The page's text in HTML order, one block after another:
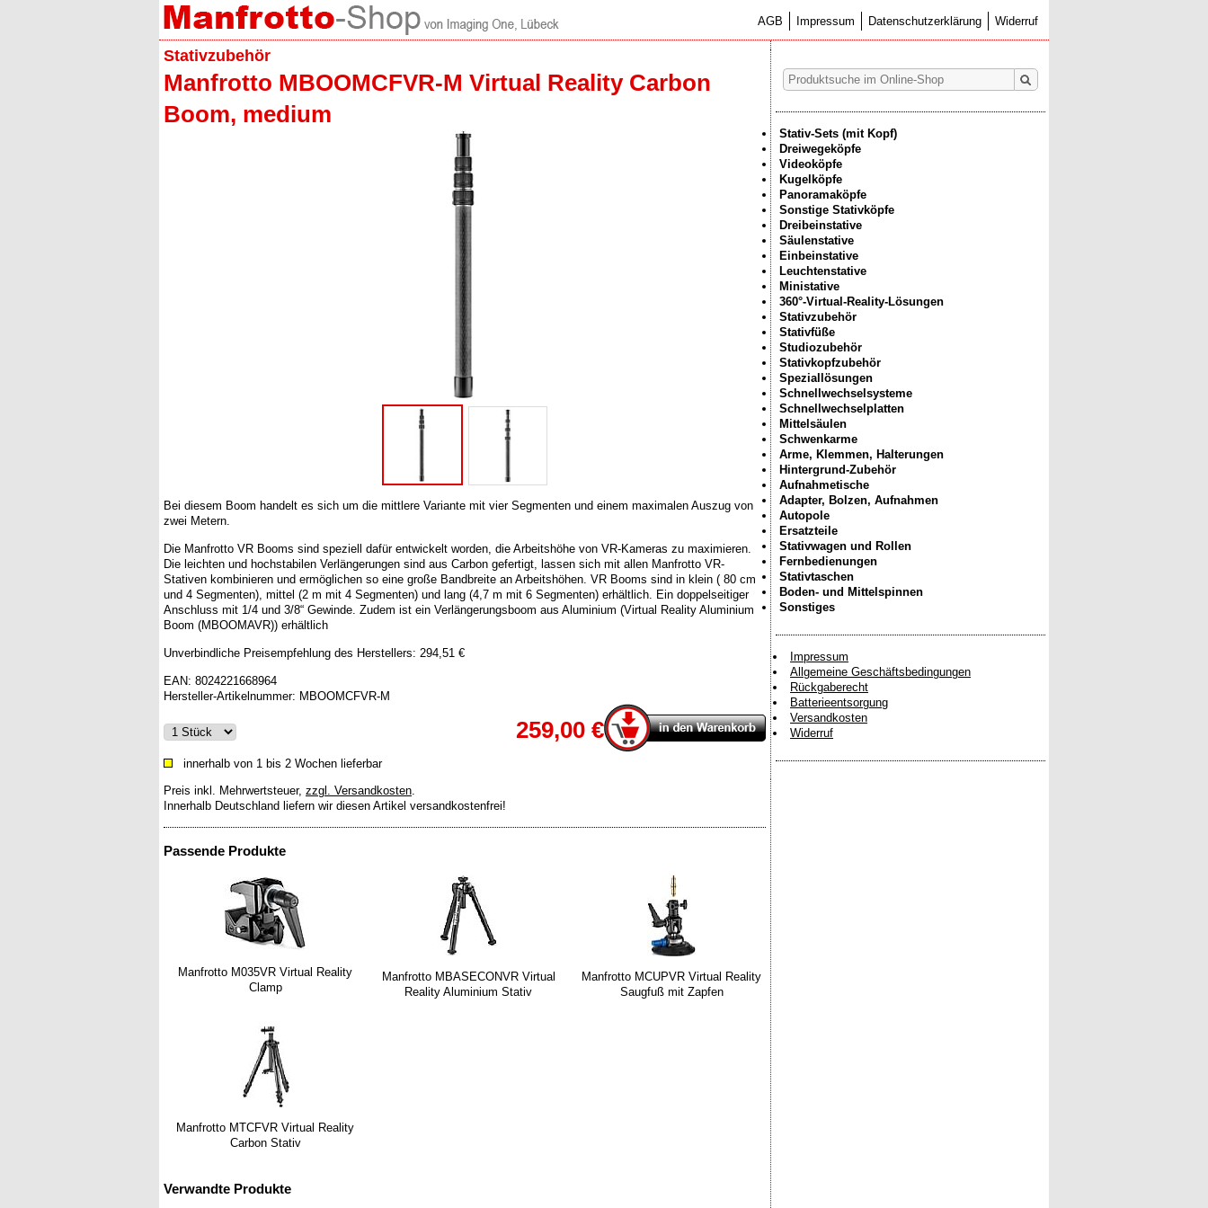
AGB Impressum Datenschutzerklärung Widerruf
Stativzubehör
Manfrotto MBOOMCFVR-M Virtual Reality Carbon
Boom, medium
Bei diesem Boom handelt es sich um die mittlere Variante mit vier Segmenten und einem maximalen Auszug von
zwei Metern.
Die Manfrotto VR Booms sind speziell dafür entwickelt worden, die Arbeitshöhe von VR-Kameras zu maximieren.
Die leichten und hochstabilen Verlängerungen sind aus Carbon gefertigt, lassen sich mit allen Manfrotto VR-
Stativen kombinieren und ermöglichen so eine große Bandbreite an Arbeitshöhen. VR Booms sind in klein ( 80 cm
und 4 Segmenten), mittel (2 m mit 4 Segmenten) und lang (4,7 m mit 6 Segmenten) erhältlich. Ein doppelseitiger
Anschluss mit 1/4 und 3/8“ Gewinde. Zudem ist ein Verlängerungsboom aus Aluminium (Virtual Reality Aluminium
Boom (MBOOMAVR)) erhältlich
Unverbindliche Preisempfehlung des Herstellers: 294,51 €
EAN: 8024221668964
Hersteller-Artikelnummer: MBOOMCFVR-M
259,00 €
innerhalb von 1 bis 2 Wochen lieferbar
Preis inkl. Mehrwertsteuer, zzgl. Versandkosten
Innerhalb Deutschland liefern wir diesen Artikel versandkostenfrei!
Passende Produkte
Manfrotto M035VR Virtual Reality
Clamp
Manfrotto MBASECONVR Virtual
Reality Aluminium Stativ
Manfrotto MCUPVR Virtual Reality
Saugfuß mit Zapfen
Manfrotto MTCFVR Virtual Reality
Carbon Stativ
Verwandte Produkte
Stativ-Sets (mit Kopf)
Dreiwegeköpfe
Videoköpfe
Kugelköpfe
Panoramaköpfe
Sonstige Stativköpfe
Dreibeinstative
Säulenstative
Einbeinstative
Leuchtenstative
Ministative
360°-Virtual-Reality-Lösungen
Stativzubehör
Stativfüße
Studiozubehör
Stativkopfzubehör
Speziallösungen
Schnellwechselsysteme
Schnellwechselplatten
Mittelsäulen
Schwenkarme
Arme, Klemmen, Halterungen
Hintergrund-Zubehör
Aufnahmetische
Adapter, Bolzen, Aufnahmen
Autopole
Ersatzteile
Stativwagen und Rollen
Fernbedienungen
Stativtaschen
Boden- und Mittelspinnen
Sonstiges
Impressum
Allgemeine Geschäftsbedingungen
Rückgaberecht
Batterieentsorgung
Versandkosten
Widerruf